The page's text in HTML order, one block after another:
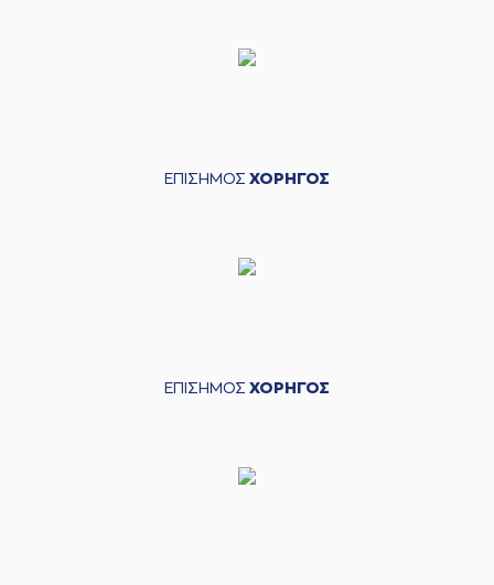
ΕΠΙΣΗΜΟΣ ΧΟΡΗΓΟΣ
ΕΠΙΣΗΜΟΣ ΧΟΡΗΓΟΣ